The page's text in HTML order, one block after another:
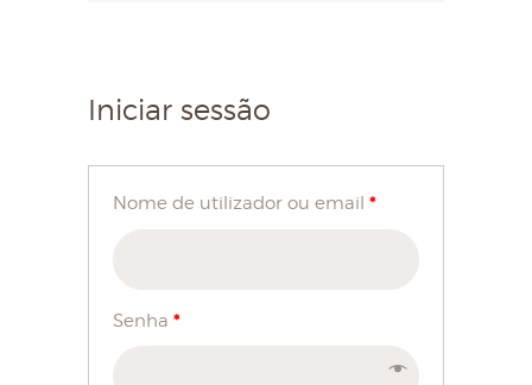
Iniciar sessão
Nome de utilizador ou email *
Senha *